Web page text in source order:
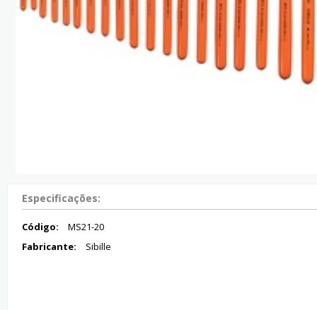
Especificações:
Código:
MS21-20
Fabricante:
Sibille